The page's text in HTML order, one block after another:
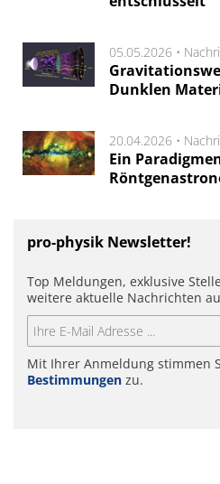
05.05.2026 •
Dunklen
20.04.2026 •
Ein
pro-physik Newsletter!
Top Meldungen, exklusive
weitere aktuelle Nachrichten
Mit Ihrer Anmeldung stimmen
Bestimmungen zu.